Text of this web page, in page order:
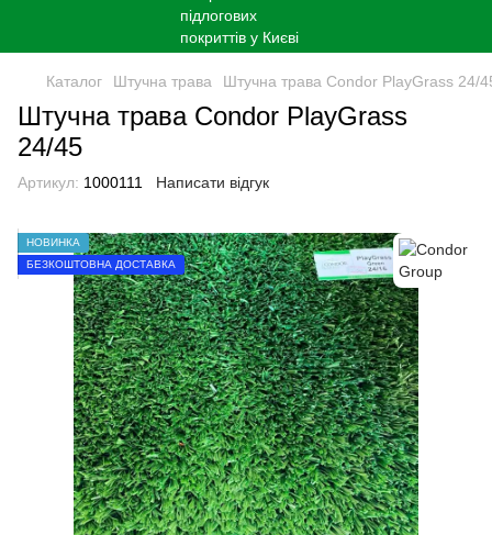
Каталог Штучна трава Штучна трава Condor PlayGrass 24/
Штучна трава Condor PlayGrass
24/45
Артикул: 1000111 Написати відгук
НОВИНКА
БЕЗКОШТОВНА ДОСТАВКА